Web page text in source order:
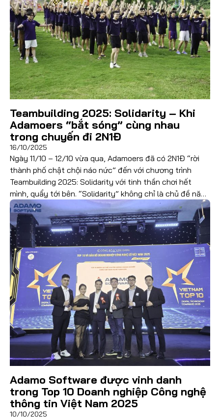
Đọc thêm
Teambuilding 2025: Solidarity – Khi
Adamoers “bắt sóng” cùng nhau
trong chuyến đi 2N1Đ
16/10/2025
Ngày 11/10 – 12/10 vừa qua, Adamoers đã có 2N1Đ “rời
thành phố chật chội náo nức” đến với chương trình
Teambuilding 2025: Solidarity với tinh thần chơi hết
mình, quẩy tới bên. “Solidarity” không chỉ là chủ đề năm
nay, mà còn là cách chúng mình cùng nhau kết nối, gắn
kết những khoảnh […]
Adamo Software được vinh danh
trong Top 10 Doanh nghiệp Công nghệ
thông tin Việt Nam 2025
10/10/2025